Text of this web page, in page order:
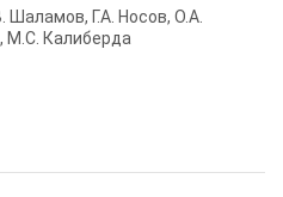
Шаламов, Г.А. Носов, О.А.
М.С. Калиберда